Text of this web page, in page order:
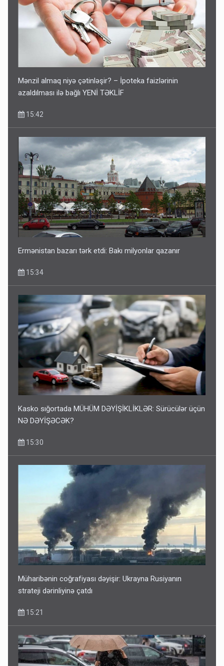
Mənzil almaq niyə çətinləşir? – İpoteka faizlərinin
azaldılması ilə bağlı YENİ TƏKLİF
15:42
Ermənistan bazarı tərk etdi: Bakı milyonlar qazanır
15:34
Kasko sığortada MÜHÜM DƏYİŞİKLİKLƏR: Sürücülər üçün
NƏ DƏYİŞƏCƏK?
15:30
Müharibənin coğrafiyası dəyişir: Ukrayna Rusiyanın
strateji dərinliyinə çatdı
15:21